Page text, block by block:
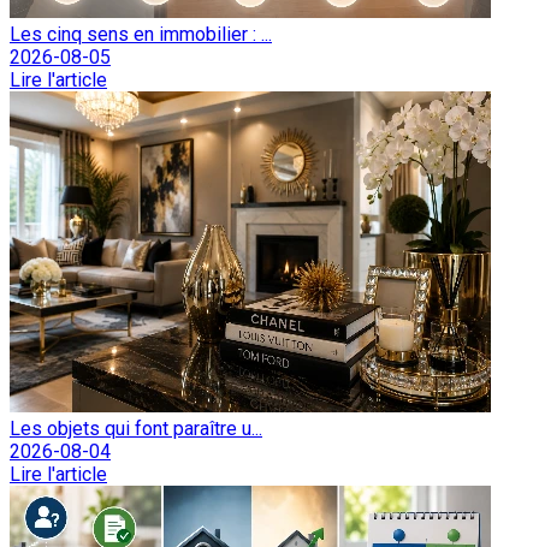
Les cinq sens en immobilier : ...
2026-08-05
Lire l'article
Les objets qui font paraître u...
2026-08-04
Lire l'article